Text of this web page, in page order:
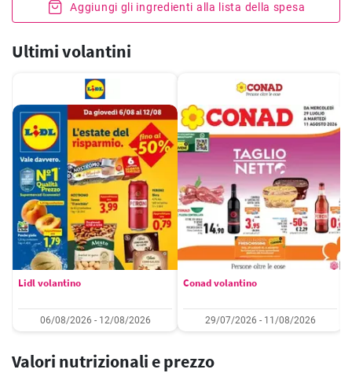
Aggiungi gli ingredienti alla lista della spesa
Ultimi volantini
Lidl volantino
06/08/2026 - 12/08/2026
Conad volantino
29/07/2026 - 11/08/2026
Valori nutrizionali e prezzo